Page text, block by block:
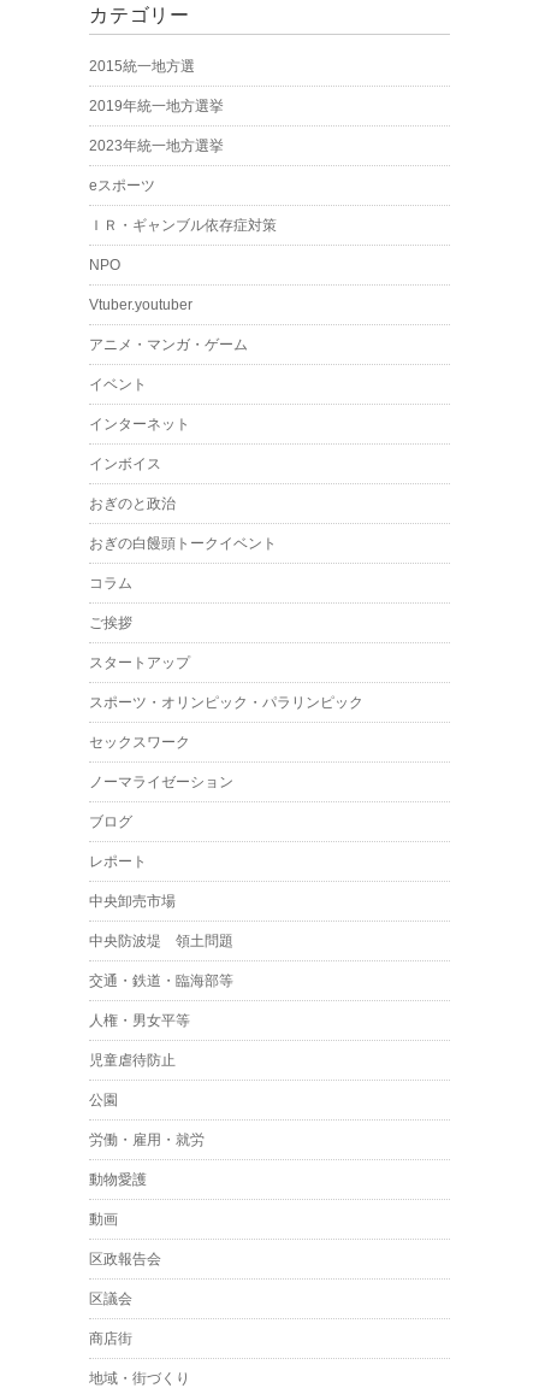
カテゴリー
2015統一地方選
2019年統一地方選挙
2023年統一地方選挙
eスポーツ
ＩＲ・ギャンブル依存症対策
NPO
Vtuber.youtuber
アニメ・マンガ・ゲーム
イベント
インターネット
インボイス
おぎのと政治
おぎの白饅頭トークイベント
コラム
ご挨拶
スタートアップ
スポーツ・オリンピック・パラリンピック
セックスワーク
ノーマライゼーション
ブログ
レポート
中央卸売市場
中央防波堤 領土問題
交通・鉄道・臨海部等
人権・男女平等
児童虐待防止
公園
労働・雇用・就労
動物愛護
動画
区政報告会
区議会
商店街
地域・街づくり